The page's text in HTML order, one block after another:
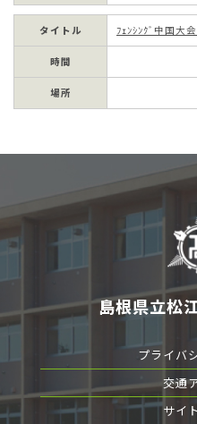
タイトル ﾌｪﾝｼﾝｸﾞ中国大
時間
場所
島根県立松
プライバ
交通
サイ